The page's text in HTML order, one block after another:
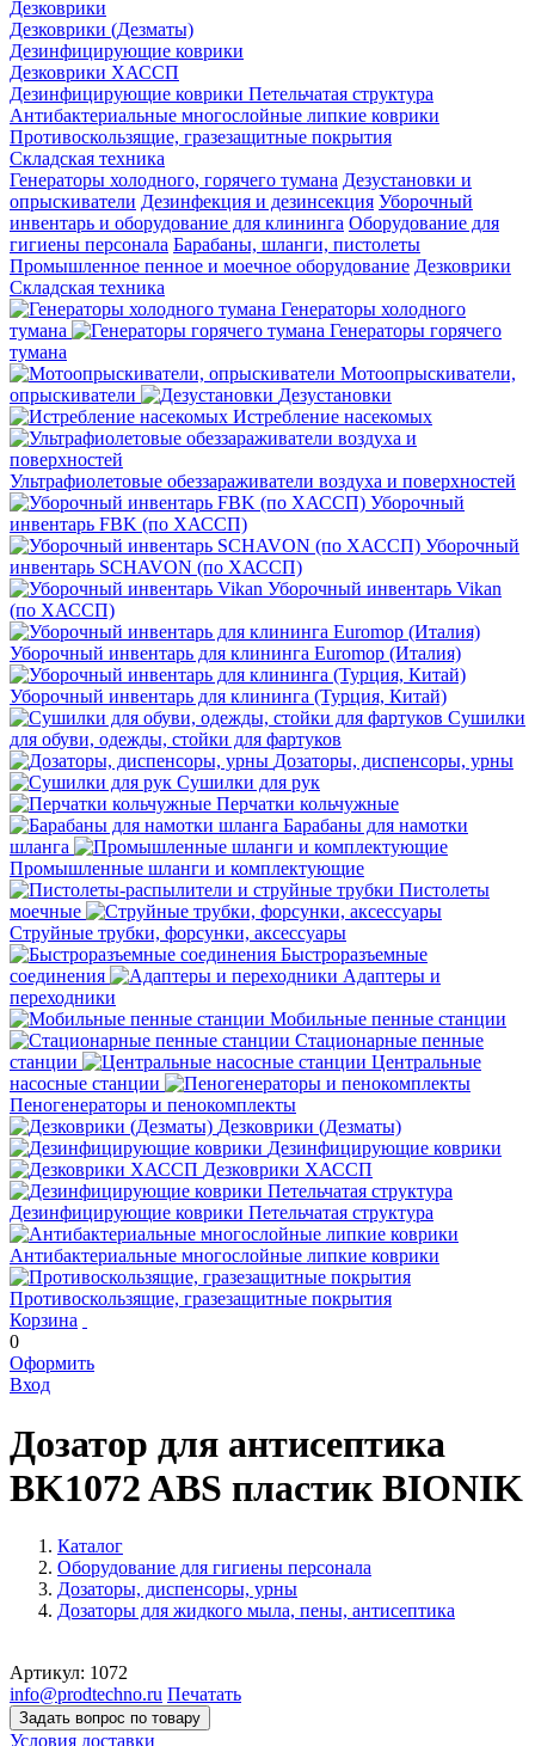
Дезковрики
Дезковрики (Дезматы)
Дезинфицирующие коврики
Дезковрики ХАССП
Дезинфицирующие коврики Петельчатая структура
Антибактериальные многослойные липкие коврики
Противоскользящие, гразезащитные покрытия
Складская техника
Генераторы холодного, горячего тумана Дезустановки и
опрыскиватели Дезинфекция и дезинсекция Уборочный
инвентарь и оборудование для клининга Оборудование для
гигиены персонала Барабаны, шланги, пистолеты
Промышленное пенное и моечное оборудование Дезковрики
Складская техника
Генераторы холодного
тумана
Генераторы горячего
тумана
Мотоопрыскиватели,
опрыскиватели
Дезустановки
Истребление насекомых
Ультрафиолетовые обеззараживатели воздуха и поверхностей
Уборочный
инвентарь FBK (по ХАССП)
Уборочный
инвентарь SCHAVON (по ХАССП)
Уборочный инвентарь Vikan
(по ХАССП)
Уборочный инвентарь для клининга Euromop (Италия)
Уборочный инвентарь для клининга (Турция, Китай)
Сушилки
для обуви, одежды, стойки для фартуков
Дозаторы, диспенсоры, урны
Сушилки для рук
Перчатки кольчужные
Барабаны для намотки
шланга
Промышленные шланги и комплектующие
Пистолеты
моечные
Струйные трубки, форсунки, аксессуары
Быстроразъемные
соединения
Адаптеры и
переходники
Мобильные пенные станции
Стационарные пенные
станции
Центральные
насосные станции
Пеногенераторы и пенокомплекты
Дезковрики (Дезматы)
Дезинфицирующие коврики
Дезковрики ХАССП
Дезинфицирующие коврики Петельчатая структура
Антибактериальные многослойные липкие коврики
Противоскользящие, гразезащитные покрытия
Корзина
0
Оформить
Вход
Дозатор для антисептика
BK1072 ABS пластик BIONIK
Каталог
Оборудование для гигиены персонала
Дозаторы, диспенсоры, урны
Дозаторы для жидкого мыла, пены, антисептика
Артикул: 1072
info@prodtechno.ru Печатать
Задать вопрос по товару
Условия доставки